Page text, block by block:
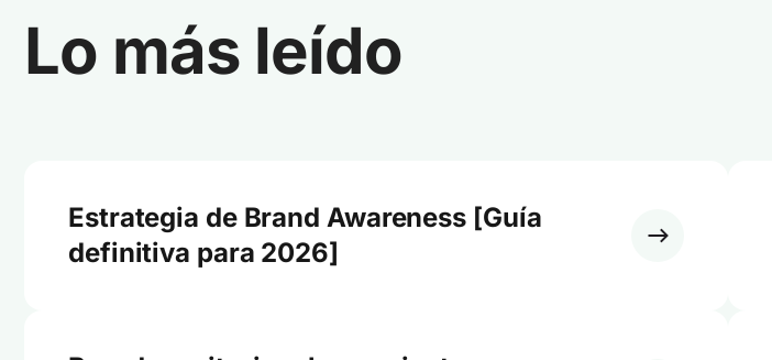
Lo más leído
Estrategia de Brand Awareness [Guía
definitiva para 2026]